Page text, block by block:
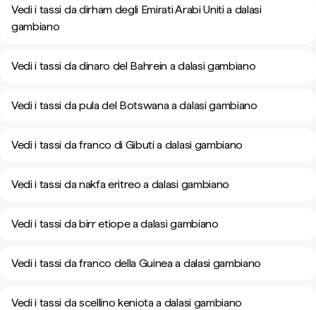
Vedi i tassi da dirham degli Emirati Arabi Uniti a dalasi
gambiano
Vedi i tassi da dinaro del Bahrein a dalasi gambiano
Vedi i tassi da pula del Botswana a dalasi gambiano
Vedi i tassi da franco di Gibuti a dalasi gambiano
Vedi i tassi da nakfa eritreo a dalasi gambiano
Vedi i tassi da birr etiope a dalasi gambiano
Vedi i tassi da franco della Guinea a dalasi gambiano
Vedi i tassi da scellino keniota a dalasi gambiano